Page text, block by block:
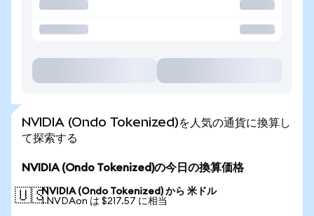
NVIDIA (Ondo Tokenized)を人気の通貨に換算し
て探索する
NVIDIA (Ondo Tokenized)の今日の換算価格
🇺🇸NVIDIA (Ondo Tokenized) から 米ドル
1 NVDAon は $217.57 に相当